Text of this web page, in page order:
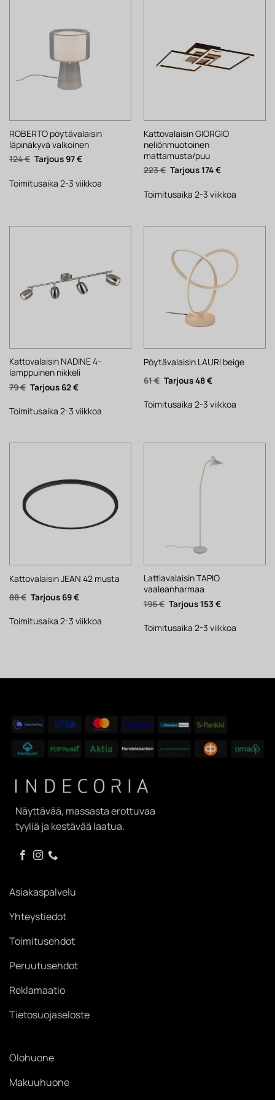
ROBERTO pöytävalaisin
läpinäkyvä valkoinen
124€ Alkuperäinen
hinta
124 €.
97€Nykyinen
97 €.
Toimitusaika 2-3 viikkoa
Kattovalaisin GIORGIO
neliönmuotoinen
mattamusta/puu
223€ Alkuperäinen
hinta
223 €.
174€Nykyinen
174 €.
Toimitusaika 2-3 viikkoa
Kattovalaisin NADINE 4-
lamppuinen nikkeli
79€ Alkuperäinen
hinta
79 €.
62€Nykyinen
62 €.
Toimitusaika 2-3 viikkoa
Pöytävalaisin LAURI beige
61€ Alkuperäinen
hinta
61 €.
48€Nykyinen
48 €.
Toimitusaika 2-3 viikkoa
Kattovalaisin JEAN 42 musta
88€ Alkuperäinen
hinta
88 €.
69€Nykyinen
69 €.
Toimitusaika 2-3 viikkoa
Lattiavalaisin TAPIO
vaaleanharmaa
196€ Alkuperäinen
hinta
196 €.
153 €Nykyinen
153 €.
Toimitusaika 2-3 viikkoa
Näyttävää, massasta erottuvaa
tyyliä ja kestävää laatua.
Asiakaspalvelu
Yhteystiedot
Toimitusehdot
Peruutusehdot
Reklamaatio
Tietosuojaseloste
Olohuone
Makuuhuone